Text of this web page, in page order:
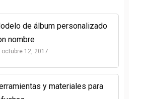
de álbum personalizado
nombre
octubre 12, 2017
y materiales para